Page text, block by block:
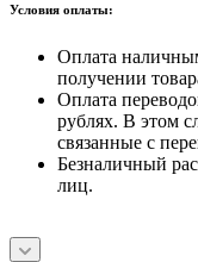
Условия оплаты:
Оплата
получении
Оплата
рублях. В этом
связанные с
Безналичный
лиц.